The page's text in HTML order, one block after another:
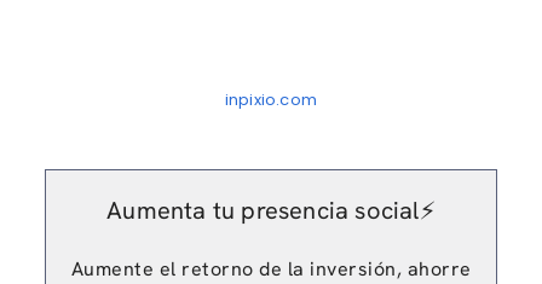
inpixio.com
Aumenta tu presencia social⚡️
Aumente el retorno de la inversión, ahorre